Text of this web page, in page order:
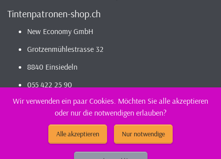
Tintenpatronen-shop.ch
New Economy GmbH
Grotzenmühlestrasse 32
8840 Einsiedeln
055 422 25 90
2026 - Infos / IndexTintenpatronen-ShopSortiment - günstig und
kompatibel bestellen / kaufen || günstig Tintenpatronen
(kompatibel) kaufen
Wir verwenden ein paar Cookies. Möchten Sie alle akzeptieren
oder nur die notwendigen erlauben?
Alle akzeptieren Nur notwendige